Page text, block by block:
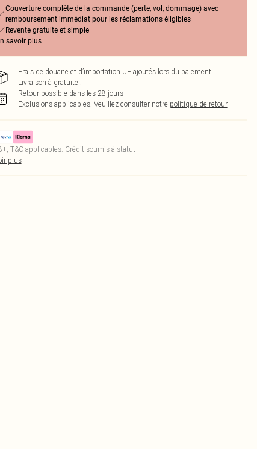
Couverture complète de la commande (perte, vol, dommage) avec
remboursement immédiat pour les réclamations éligibles
Revente gratuite et simple
savoir plus
Frais de douane et d’importation UE ajoutés lors du paiement.
Livraison à gratuite !
Retour possible dans les 28 jours
Exclusions applicables. Veuillez consulter notre politique de retour
T&C applicables. Crédit soumis à statut
plus